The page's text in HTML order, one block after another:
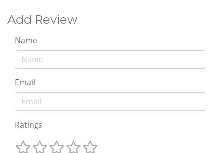
Add Review
Name
Email
Ratings